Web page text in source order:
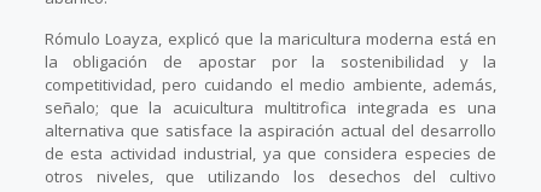
Rómulo Loayza, explicó que la maricultura moderna está en
la obligación de apostar por la sostenibilidad y la
competitividad, pero cuidando el medio ambiente, además,
señalo; que la acuicultura multitrofica integrada es una
alternativa que satisface la aspiración actual del desarrollo
de esta actividad industrial, ya que considera especies de
otros niveles, que utilizando los desechos del cultivo